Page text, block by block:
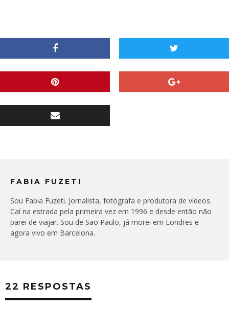
FABIA FUZETI
Sou Fabia Fuzeti. Jornalista, fotógrafa e produtora de vídeos.
Caí na estrada pela primeira vez em 1996 e desde então não
parei de viajar. Sou de São Paulo, já morei em Londres e
agora vivo em Barcelona.
22 RESPOSTAS